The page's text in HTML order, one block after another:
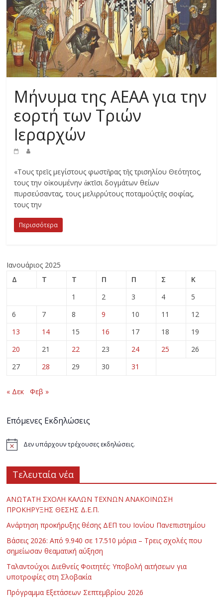
Μήνυμα της ΑΕΑΑ για την
εορτή των Τριών
Ιεραρχών
«Τους τρεῖς μεγίστους φωστῆρας τῆς τρισηλίου Θεότητος,
τους την οἰκουμένην ἀκτῖσι δογμάτων θείων
πυρσεύσαντας, τους μελιρρύτους ποταμούςτῆς σοφίας,
τους την
Περισσότερα
Ιανουάριος 2025
Δ
Τ Τ Π Π Σ
Κ
1
2 3 4
5
6
7 8 9 10 11
12
13
14 15 16 17 18
19
20
21 22 23 24 25
26
27
28 29 30 31
« Δεκ Φεβ »
Επόμενες Εκδηλώσεις
Δεν υπάρχουν τρέχουσες εκδηλώσεις.
Τελευταία νέα
ΑΝΩΤΑΤΗ ΣΧΟΛΗ ΚΑΛΩΝ ΤΕΧΝΩΝ ΑΝΑΚΟΙΝΩΣΗ
ΠΡΟΚΗΡΥΞΗΣ ΘΕΣΗΣ Δ.Ε.Π.
Ανάρτηση προκήρυξης θέσης ΔΕΠ του Ιονίου Πανεπιστημίου
Βάσεις 2026: Από 9.940 σε 17.510 μόρια – Τρεις σχολές που
σημείωσαν θεαματική αύξηση
Ταλαντούχοι Διεθνείς Φοιτητές: Υποβολή αιτήσεων για
υποτροφίες στη Σλοβακία
Πρόγραμμα Εξετάσεων Σεπτεμβρίου 2026